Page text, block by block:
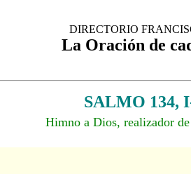
DIRECTORIO
La Oración de
SALMO 134,
Himno a Dios, realizador